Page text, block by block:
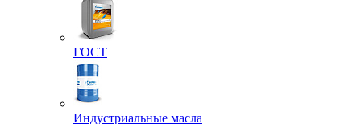
ГОСТ
Индустриальные масла